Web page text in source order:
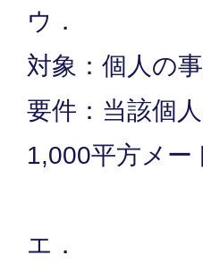
ウ．
対象：個人の
要件：当該個
1,000平方メー
エ．